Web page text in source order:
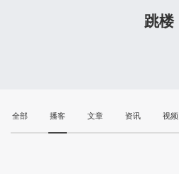
跳楼
全部 播客 文章 资讯 视频